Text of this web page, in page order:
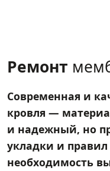
Ремонт
Современная и
кровля —
и надежный, но
укладки и правил
необходимость